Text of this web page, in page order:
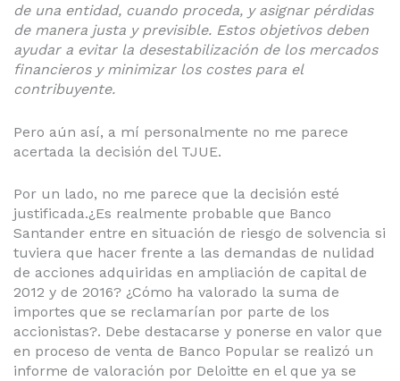
de una entidad, cuando proceda, y asignar pérdidas
de manera justa y previsible. Estos objetivos deben
ayudar a evitar la desestabilización de los mercados
financieros y minimizar los costes para el
contribuyente.
Pero aún así, a mí personalmente no me parece
acertada la decisión del TJUE.
Por un lado, no me parece que la decisión esté
justificada.¿Es realmente probable que Banco
Santander entre en situación de riesgo de solvencia si
tuviera que hacer frente a las demandas de nulidad
de acciones adquiridas en ampliación de capital de
2012 y de 2016? ¿Cómo ha valorado la suma de
importes que se reclamarían por parte de los
accionistas?. Debe destacarse y ponerse en valor que
en proceso de venta de Banco Popular se realizó un
informe de valoración por Deloitte en el que ya se